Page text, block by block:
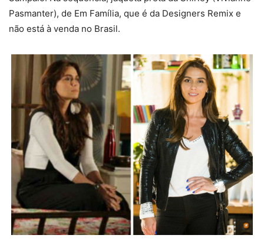
Pasmanter), de Em Família, que é da Designers Remix e
não está à venda no Brasil.